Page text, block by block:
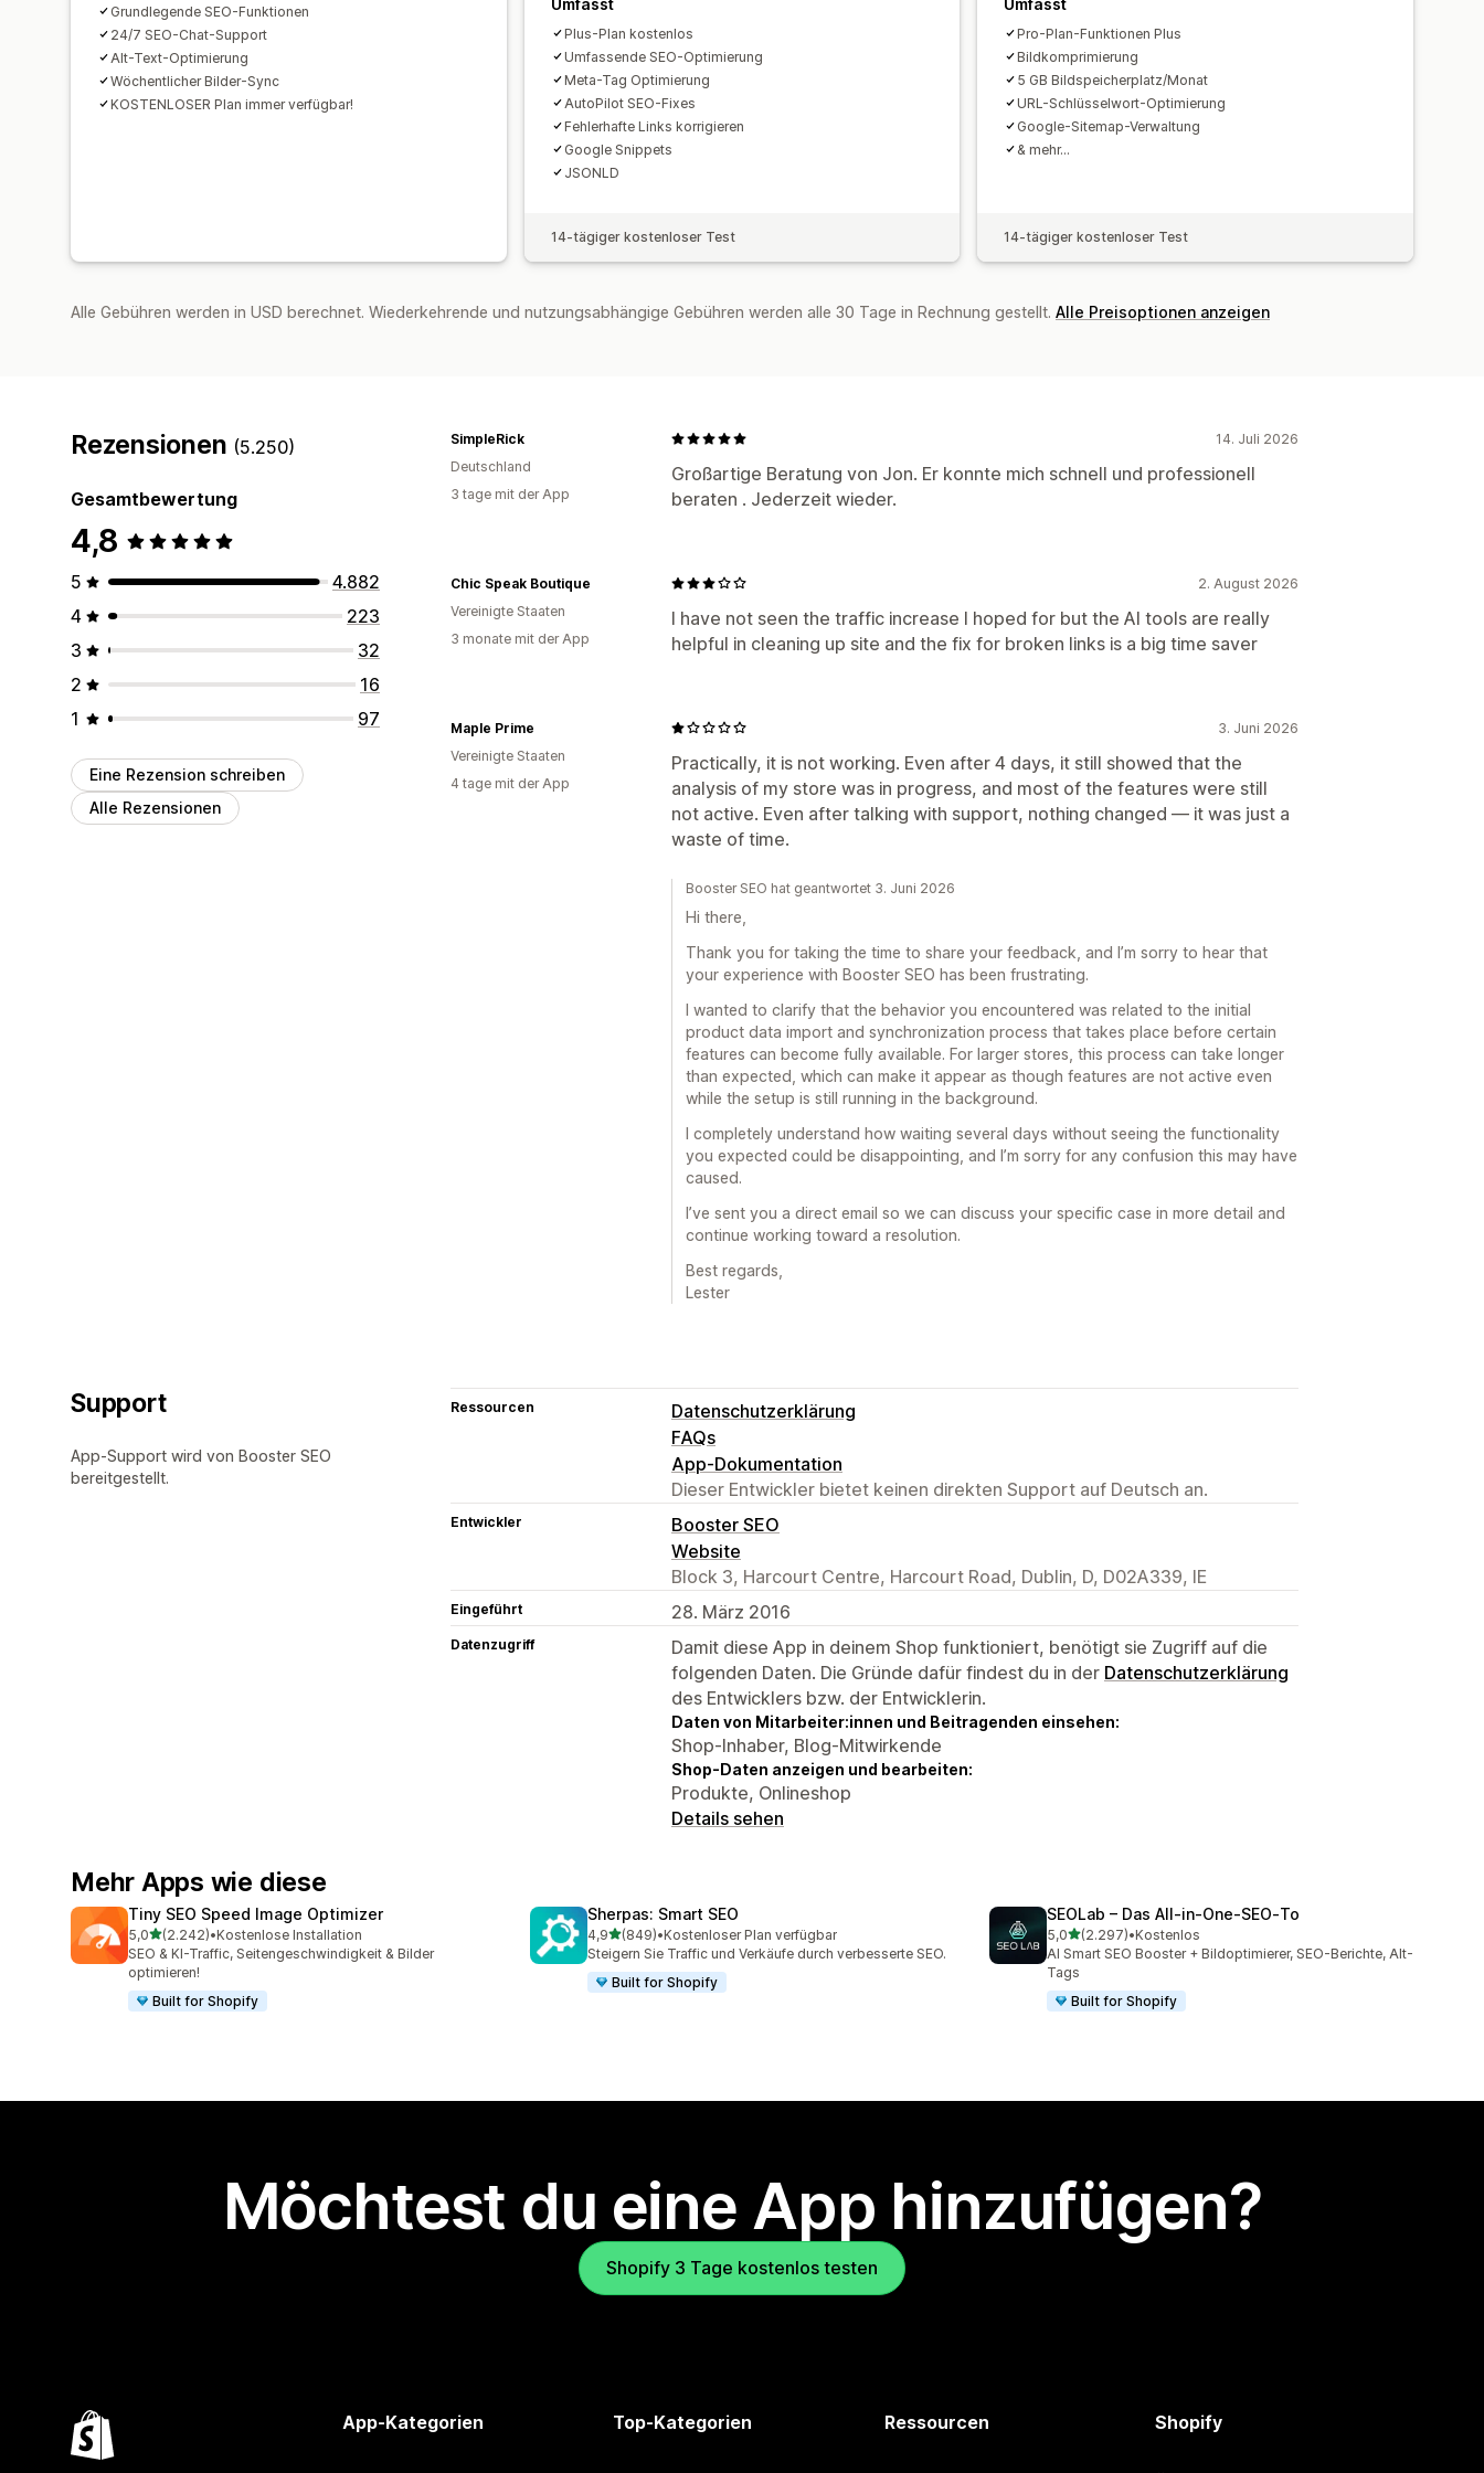
Grundlegende SEO-Funktionen
24/7 SEO-Chat-Support
Alt-Text-Optimierung
Wöchentlicher Bilder-Sync
KOSTENLOSER Plan immer verfügbar!
Plus-Plan kostenlos
Umfassende SEO-Optimierung
Meta-Tag Optimierung
AutoPilot SEO-Fixes
Fehlerhafte Links korrigieren
Google Snippets
JSONLD
14-tägiger kostenloser Test
Pro-Plan-Funktionen Plus
Bildkomprimierung
5 GB Bildspeicherplatz/Monat
URL-Schlüsselwort-Optimierung
Google-Sitemap-Verwaltung
& mehr...
14-tägiger kostenloser Test
Alle Gebühren werden in USD berechnet. Wiederkehrende und nutzungsabhängige Gebühren werden alle 30 Tage in Rechnung gestellt. Alle Preisoptionen anzeigen
Rezensionen (5.250)
Gesamtbewertung
4,8
5
4.882
4
223
3
32
2
16
1
97
Eine Rezension schreiben
Alle Rezensionen
14. Juli 2026
Großartige Beratung von Jon. Er konnte mich schnell und professionell
beraten . Jederzeit wieder.
SimpleRick
Deutschland
3 tage mit der App
2. August 2026
I have not seen the traffic increase I hoped for but the AI tools are really
helpful in cleaning up site and the fix for broken links is a big time saver
Chic Speak Boutique
Vereinigte Staaten
3 monate mit der App
3. Juni 2026
Practically, it is not working. Even after 4 days, it still showed that the
analysis of my store was in progress, and most of the features were still
not active. Even after talking with support, nothing changed — it was just a
waste of time.
Maple Prime
Vereinigte Staaten
4 tage mit der App
Booster SEO hat geantwortet 3. Juni 2026
Hi there,
Thank you for taking the time to share your feedback, and I’m sorry to hear that
your experience with Booster SEO has been frustrating.
I wanted to clarify that the behavior you encountered was related to the initial
product data import and synchronization process that takes place before certain
features can become fully available. For larger stores, this process can take longer
than expected, which can make it appear as though features are not active even
while the setup is still running in the background.
I completely understand how waiting several days without seeing the functionality
you expected could be disappointing, and I’m sorry for any confusion this may have
caused.
I’ve sent you a direct email so we can discuss your specific case in more detail and
continue working toward a resolution.
Best regards,
Lester
Support
App-Support wird von Booster SEO
bereitgestellt.
Ressourcen
Datenschutzerklärung
FAQs
App-Dokumentation
Dieser Entwickler bietet keinen direkten Support auf Deutsch an.
Entwickler
Booster SEO
Website
Block 3, Harcourt Centre, Harcourt Road, Dublin, D, D02A339, IE
Eingeführt 28. März 2016
Datenzugriff
Damit diese App in deinem Shop funktioniert, benötigt sie Zugriff auf die
folgenden Daten. Die Gründe dafür findest du in der Datenschutzerklärung
des Entwicklers bzw. der Entwicklerin.
Daten von Mitarbeiter:innen und Beitragenden einsehen:
Shop-Inhaber, Blog-Mitwirkende
Shop-Daten anzeigen und bearbeiten:
Produkte, Onlineshop
Details sehen
Mehr Apps wie diese
Tiny SEO Speed Image Optimizer
5,0von 5 Sternen
(2.242)
2242 Rezensionen insgesamt
•Kostenlose Installation
SEO & KI-Traffic, Seitengeschwindigkeit & Bilder
optimieren!
Built for Shopify
Sherpas: Smart SEO
4,9von 5 Sternen
(849)
849 Rezensionen insgesamt
•Kostenloser Plan verfügbar
Steigern Sie Traffic und Verkäufe durch verbesserte SEO.
Built for Shopify
SEOLab – Das All‑in‑One‑SEO‑To
5,0von 5 Sternen
(2.297)
2297 Rezensionen insgesamt
•Kostenlos
AI Smart SEO Booster + Bildoptimierer, SEO-Berichte, Alt-
Tags
Built for Shopify
Möchtest du eine App hinzufügen?
Shopify 3 Tage kostenlos testen
App-Kategorien Top-Kategorien Ressourcen Shopify